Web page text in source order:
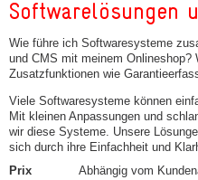
Softwarelösungen
Wie führe ich Softwaresysteme
und CMS mit meinem
Zusatzfunktionen wie
Viele Softwaresysteme können
Mit kleinen Anpassungen und
wir diese Systeme. Unsere
sich durch ihre Einfachheit und
Prix
Abhängig vom